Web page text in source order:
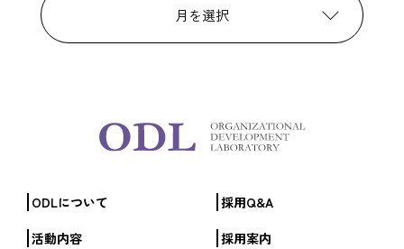
月を選択
ODLについて
活動内容
採用Q&A
採用案内